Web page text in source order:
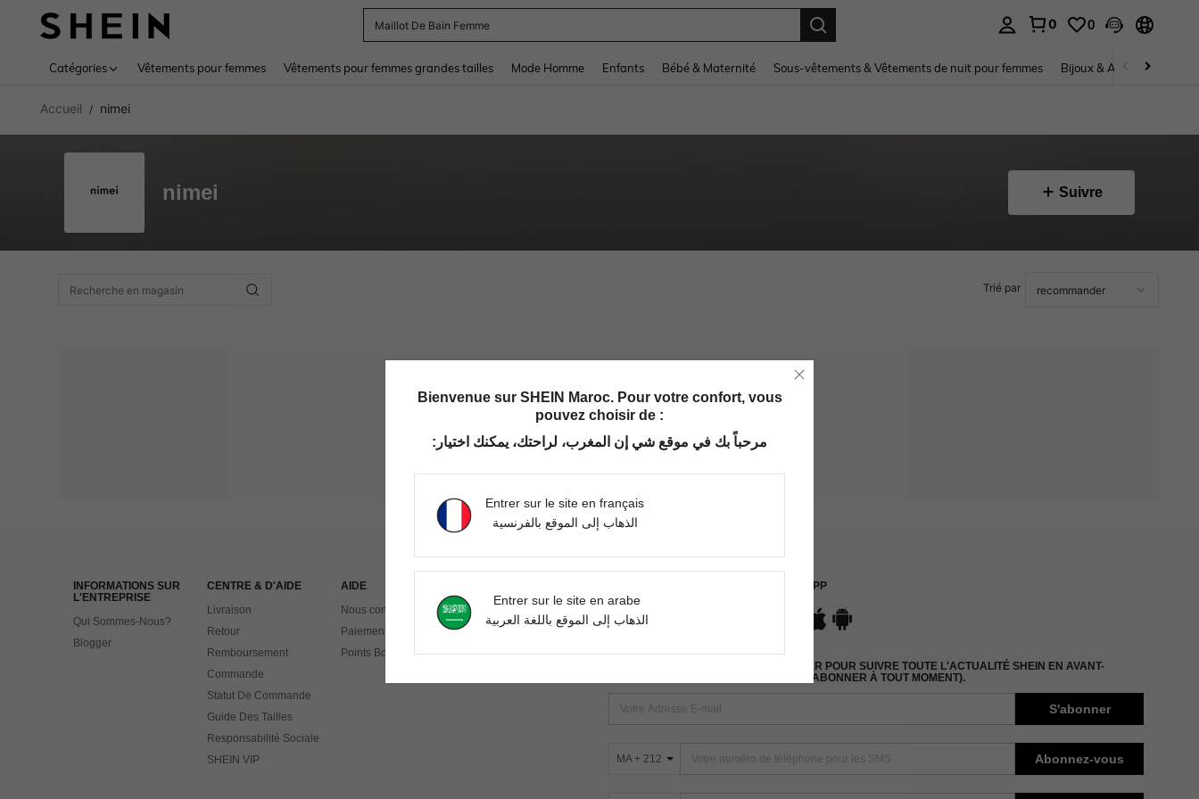
Maillot De Bain Femme
0 0
Catégories Vêtements pour femmes Vêtements pour femmes grandes tailles Mode Homme Enfants Bébé & Maternité Sous-vêtements & Vêtements de nuit pour femmes Bijoux & Accessoires pour
Accueil / nimei
nimei Suivre
Trié par
INFORMATIONS SUR
L'ENTREPRISE
Qui Sommes-Nous?
Blogger
CENTRE & D'AIDE
Livraison
Retour
Remboursement
Commande
Statut De Commande
Guide Des Tailles
Responsabilité Sociale
SHEIN VIP
AIDE
Nous contacter
Paiement
Points Bonus
APP
ABONNEZ-VOUS À NOTRE NEWSLETTER POUR SUIVRE TOUTE L'ACTUALITÉ SHEIN EN AVANT-
PREMIÈRE ! (VOUS POUVEZ VOUS DÉSABONNER À TOUT MOMENT).
S'abonner
MA + 212 Abonnez-vous
Bienvenue sur SHEIN Maroc. Pour votre confort, vous
pouvez choisir de :
مرحباً بك في موقع شي إن المغرب، لراحتك، يمكنك اختيار:
Entrer sur le site en français
الذهاب إلى الموقع بالفرنسية
Entrer sur le site en arabe
الذهاب إلى الموقع باللغة العربية